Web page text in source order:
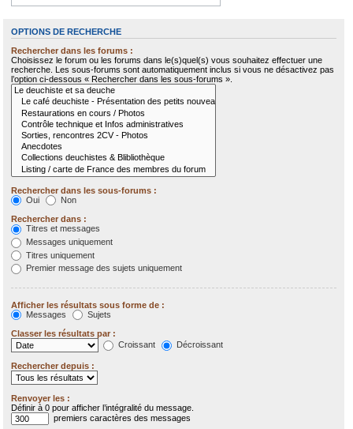
OPTIONS DE RECHERCHE
Rechercher dans les forums :
Choisissez le forum ou les forums dans le(s)quel(s) vous souhaitez effectuer une
recherche. Les sous-forums sont automatiquement inclus si vous ne désactivez pas
l’option ci-dessous « Rechercher dans les sous-forums ».
Rechercher dans les sous-forums :
Oui
Non
Rechercher dans :
Titres et messages
Messages uniquement
Titres uniquement
Premier message des sujets uniquement
Afficher les résultats sous forme de :
Messages
Sujets
Classer les résultats par :
Croissant
Décroissant
Rechercher depuis :
Renvoyer les :
Définir à 0 pour afficher l’intégralité du message.
premiers caractères des messages